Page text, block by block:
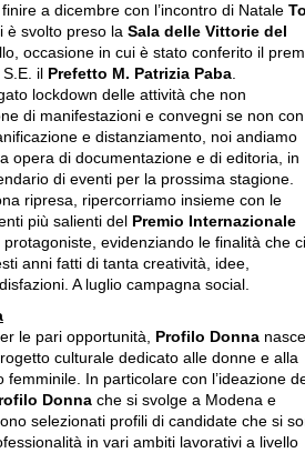
a dicembre con l’incontro di Natale
è svolto preso la Sala delle Vittorie del
occasione in cui è stato conferito il
il Prefetto M. Patrizia Paba.
lockdown delle attività che non
di manifestazioni e convegni se non con
e distanziamento, noi andiamo
opera di documentazione e di editoria, in
di eventi per la prossima stagione.
ripresa, ripercorriamo insieme con le
più salienti del
Premio Internazionale
protagoniste, evidenziando le finalità che ci
anni fatti di tanta creatività, idee,
A luglio campagna social.
le pari opportunità, Profilo Donna nasce
culturale dedicato alle donne e alla
In particolare con l’ideazione
Donna che si svolge a Modena e
selezionati profili di candidate che si
in vari ambiti lavorativi a livello